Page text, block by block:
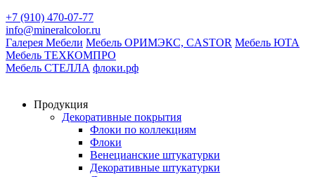
+7 (910) 470-07-77
info@mineralcolor.ru
Галерея Мебели Мебель ОРИМЭКС, CASTOR Мебель ЮТА
Мебель ТЕХКОМПРО
Мебель СТЕЛЛА флоки.рф
Продукция
Декоративные покрытия
Флоки по коллекциям
Флоки
Венецианские штукатурки
Декоративные штукатурки